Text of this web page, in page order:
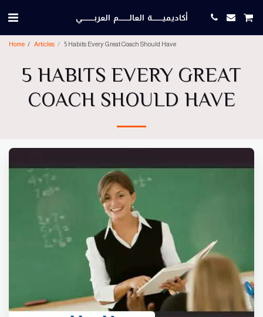
أكاديميــــــة العالــــــم العربـــــــي
Home Articles 5 Habits Every Great Coach Should Have
5 HABITS EVERY GREAT
COACH SHOULD HAVE